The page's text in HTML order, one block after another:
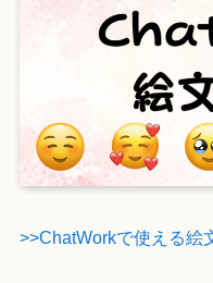
>>ChatWorkで使える絵